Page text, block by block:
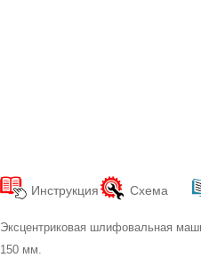
Инструкция Схема
Эксцентриковая шлифовальная
150 мм.